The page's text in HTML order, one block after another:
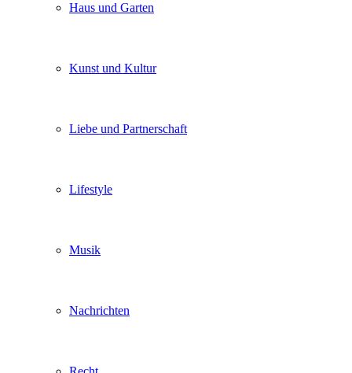
Haus und Garten
Kunst und Kultur
Liebe und Partnerschaft
Lifestyle
Musik
Nachrichten